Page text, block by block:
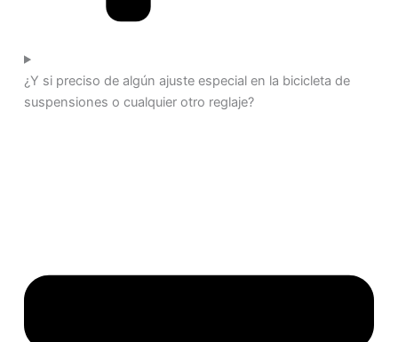
¿Y si preciso de algún ajuste especial en la bicicleta de
suspensiones o cualquier otro reglaje?